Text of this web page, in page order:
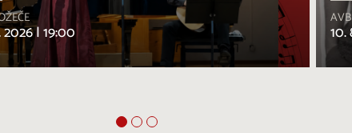
DUTOVLJE
11. 8. – 11. 8. 2026 |10:00 – 23:00